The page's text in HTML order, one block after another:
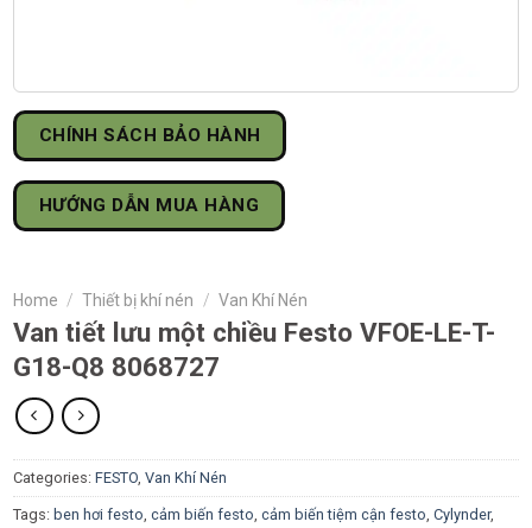
CHÍNH SÁCH BẢO HÀNH
HƯỚNG DẪN MUA HÀNG
Home / Thiết bị khí nén / Van Khí Nén
Van tiết lưu một chiều Festo VFOE-LE-T-
G18-Q8 8068727
Categories: FESTO, Van Khí Nén
Tags: ben hơi festo, cảm biến festo, cảm biến tiệm cận festo, Cylynder,